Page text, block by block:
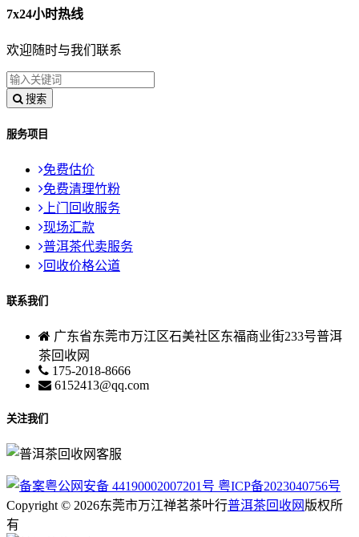
7x24小时热线
欢迎随时与我们联系
搜索
服务项目
免费估价
免费清理竹粉
上门回收服务
现场汇款
普洱茶代卖服务
回收价格公道
联系我们
广东省东莞市万江区石美社区东福商业街233号普洱
茶回收网
175-2018-8666
6152413@qq.com
关注我们
粤公网安备 44190002007201号 粤ICP备2023040756号
Copyright © 2026东莞市万江禅茗茶叶行普洱茶回收网 版权所
有